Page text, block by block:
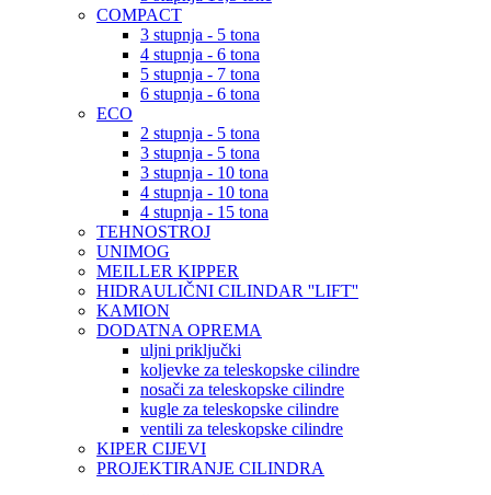
COMPACT
3 stupnja - 5 tona
4 stupnja - 6 tona
5 stupnja - 7 tona
6 stupnja - 6 tona
ECO
2 stupnja - 5 tona
3 stupnja - 5 tona
3 stupnja - 10 tona
4 stupnja - 10 tona
4 stupnja - 15 tona
TEHNOSTROJ
UNIMOG
MEILLER KIPPER
HIDRAULIČNI CILINDAR ''LIFT''
KAMION
DODATNA OPREMA
uljni priključki
koljevke za teleskopske cilindre
nosači za teleskopske cilindre
kugle za teleskopske cilindre
ventili za teleskopske cilindre
KIPER CIJEVI
PROJEKTIRANJE CILINDRA